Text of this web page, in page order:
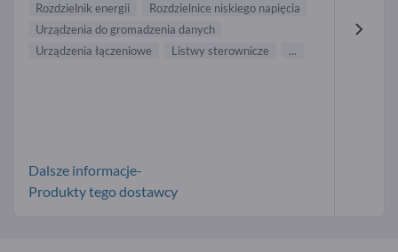
Rozdzielnik energii
Rozdzielnice niskiego napięcia
Urządzenia do gromadzenia danych
Urządzenia łączeniowe
Listwy sterownicze ...
Dalsze informacje-
Produkty tego dostawcy